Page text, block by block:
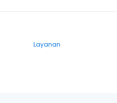
Layanan